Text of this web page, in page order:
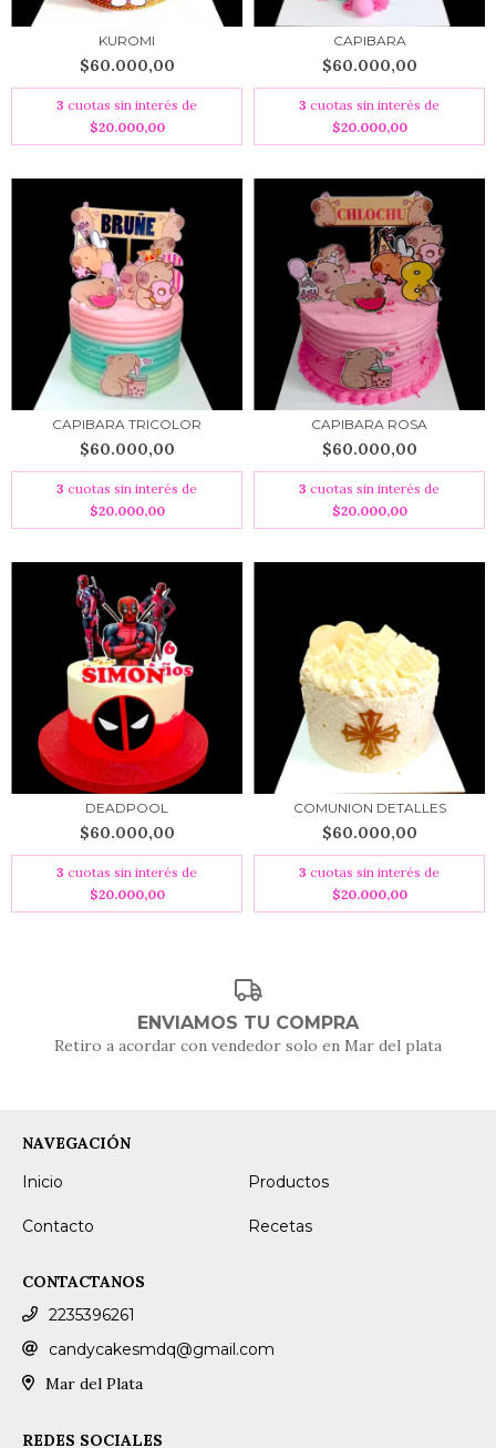
KUROMI
$60.000,00
3 cuotas sin interés de
$20.000,00
CAPIBARA
$60.000,00
3 cuotas sin interés de
$20.000,00
CAPIBARA TRICOLOR
$60.000,00
3 cuotas sin interés de
$20.000,00
CAPIBARA ROSA
$60.000,00
3 cuotas sin interés de
$20.000,00
DEADPOOL
$60.000,00
3 cuotas sin interés de
$20.000,00
COMUNION DETALLES
$60.000,00
3 cuotas sin interés de
$20.000,00
ENVIAMOS TU COMPRA
Retiro a acordar con vendedor solo en Mar del plata
NAVEGACIÓN
Inicio
Productos
Contacto Recetas
CONTACTANOS
2235396261
candycakesmdq@gmail.com
Mar del Plata
REDES SOCIALES